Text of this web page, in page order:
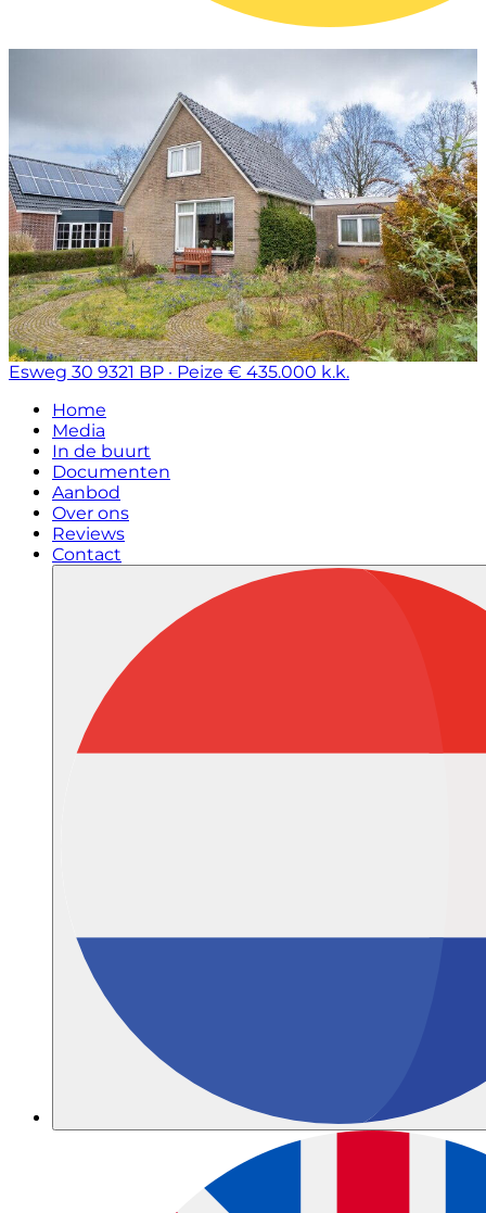
Esweg 30 9321 BP · Peize € 435.000 k.k.
Home
Media
In de buurt
Documenten
Aanbod
Over ons
Reviews
Contact